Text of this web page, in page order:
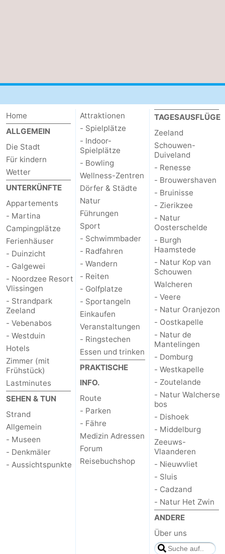
Home
ALLGEMEIN
Die Stadt
Für kindern
Wetter
UNTERKÜNFTE
Appartements
- Martina
Campingplätze
Ferienhäuser
- Duinzicht
- Galgewei
- Noordzee Resort
Vlissingen
- Strandpark
Zeeland
- Vebenabos
- Westduin
Hotels
Zimmer (mit
Frühstück)
Lastminutes
SEHEN & TUN
Strand
Allgemein
- Museen
- Denkmäler
- Aussichtspunkte
Attraktionen
- Spielplätze
- Indoor-
Spielplätze
- Bowling
Wellness-Zentren
Dörfer & Städte
Natur
Führungen
Sport
- Schwimmbader
- Radfahren
- Wandern
- Reiten
- Golfplatze
- Sportangeln
Einkaufen
Veranstaltungen
- Ringstechen
Essen und trinken
PRAKTISCHE
INFO.
Route
- Parken
- Fähre
Medizin Adressen
Forum
Reisebuchshop
TAGESAUSFLÜGE
Zeeland
Schouwen-
Duiveland
- Renesse
- Brouwershaven
- Bruinisse
- Zierikzee
- Natur
Oosterschelde
- Burgh
Haamstede
- Natur Kop van
Schouwen
Walcheren
- Veere
- Natur Oranjezon
- Oostkapelle
- Natur de
Mantelingen
- Domburg
- Westkapelle
- Zoutelande
- Natur Walcherse
bos
- Dishoek
- Middelburg
Zeeuws-
Vlaanderen
- Nieuwvliet
- Sluis
- Cadzand
- Natur Het Zwin
ANDERE
Über uns